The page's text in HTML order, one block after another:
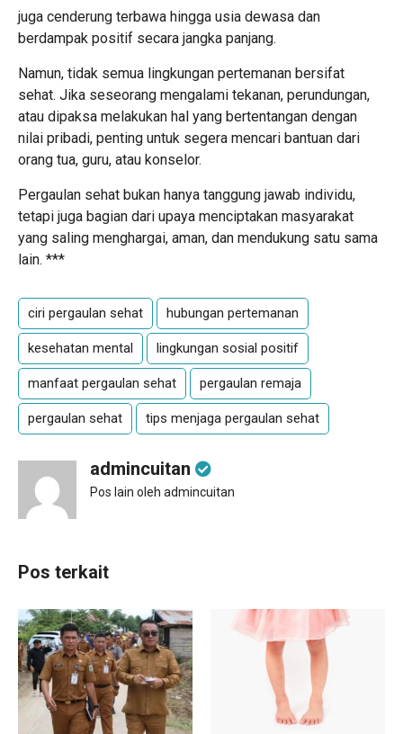
juga cenderung terbawa hingga usia dewasa dan
berdampak positif secara jangka panjang.
Namun, tidak semua lingkungan pertemanan bersifat
sehat. Jika seseorang mengalami tekanan, perundungan,
atau dipaksa melakukan hal yang bertentangan dengan
nilai pribadi, penting untuk segera mencari bantuan dari
orang tua, guru, atau konselor.
Pergaulan sehat bukan hanya tanggung jawab individu,
tetapi juga bagian dari upaya menciptakan masyarakat
yang saling menghargai, aman, dan mendukung satu sama
lain. ***
ciri pergaulan sehat hubungan pertemanan
kesehatan mental lingkungan sosial positif
manfaat pergaulan sehat pergaulan remaja
pergaulan sehat tips menjaga pergaulan sehat
admincuitan
Pos lain oleh admincuitan
Pos terkait